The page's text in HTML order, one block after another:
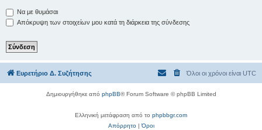
Να με θυμάσαι
Απόκρυψη των στοιχείων μου κατά τη διάρκεια της σύνδεσης
Ευρετήριο Δ. Συζήτησης Όλοι οι χρόνοι είναι UTC
Δημιουργήθηκε από phpBB® Forum Software © phpBB Limited
Ελληνική μετάφραση από το phpbbgr.com
Απόρρητο|Όροι